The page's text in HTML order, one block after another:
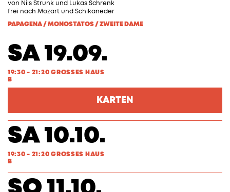
von Nils Strunk und Lukas Schrenk
frei nach Mozart und Schikaneder
PAPAGENA / MONOSTATOS / ZWEITE DAME
SA 19.09.
19:30 - 21:20 GROSSES HAUS
B
KARTEN
SA 10.10.
19:30 - 21:20 GROSSES HAUS
B